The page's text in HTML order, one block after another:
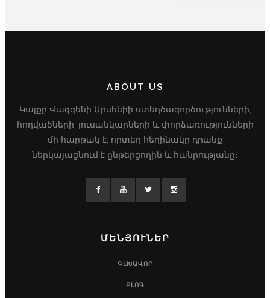
ABOUT US
Կայքը Վազգենի Արսենիի ստեղծագործությունների,
հոդվածների, լուսանկարների և փորձառությունների
մի հարթակ է, որտեղ հեղինակը դրանք
ներկայացնում է ընթերցողին և հանրությանը։
ՄԵՆՅՈՒՆԵՐ
ԳԼԽԱՎՈՐ
ԲԼՈԳ